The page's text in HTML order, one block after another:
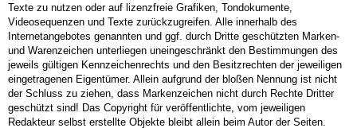
Texte zu nutzen oder auf lizenzfreie Grafiken, Tondokumente,
Videosequenzen und Texte zurückzugreifen. Alle innerhalb des
Internetangebotes genannten und ggf. durch Dritte geschützten Marken-
und Warenzeichen unterliegen uneingeschränkt den Bestimmungen des
jeweils gültigen Kennzeichenrechts und den Besitzrechten der jeweiligen
eingetragenen Eigentümer. Allein aufgrund der bloßen Nennung ist nicht
der Schluss zu ziehen, dass Markenzeichen nicht durch Rechte Dritter
geschützt sind! Das Copyright für veröffentlichte, vom jeweiligen
Redakteur selbst erstellte Objekte bleibt allein beim Autor der Seiten.